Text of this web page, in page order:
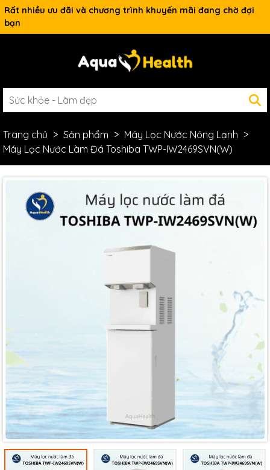
Rất nhiều ưu đãi và chương trình khuyến mãi đang chờ đợi
bạn
Trang chủ Sản phẩm
Máy Lọc Nước Nóng Lạnh
Máy Lọc Nước Làm Đá Toshiba TWP-IW2469SVN(W)